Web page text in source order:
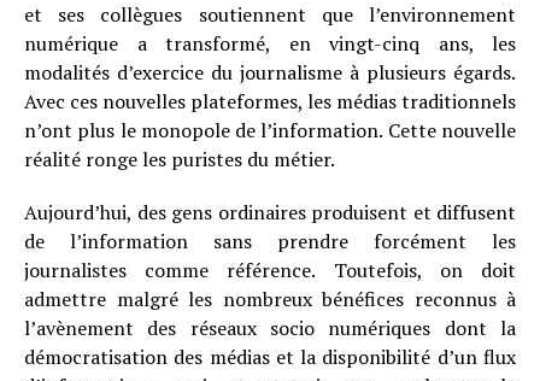
et ses collègues soutiennent que l’environnement
numérique a transformé, en vingt-cinq ans, les
modalités d’exercice du journalisme à plusieurs égards.
Avec ces nouvelles plateformes, les médias traditionnels
n’ont plus le monopole de l’information. Cette nouvelle
réalité ronge les puristes du métier.
Aujourd’hui, des gens ordinaires produisent et diffusent
de l’information sans prendre forcément les
journalistes comme référence. Toutefois, on doit
admettre malgré les nombreux bénéfices reconnus à
l’avènement des réseaux socio numériques dont la
démocratisation des médias et la disponibilité d’un flux